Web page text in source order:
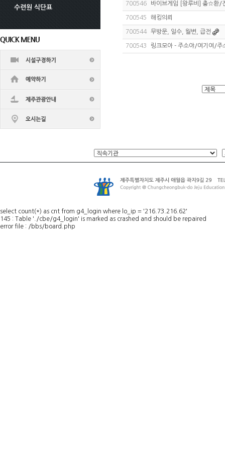
수련원 식단표
700546 바이브게임 [왕루비] 충☆환
700545 해킹의뢰
700544 무방문, 일수, 월변, 급전
700543 링크모아 - 주소야/여기여/
select count(*) as cnt from g4_login where lo_ip = '216.73.216.62'
145 : Table './cbe/g4_login' is marked as crashed and should be repaired
error file : /bbs/board.php